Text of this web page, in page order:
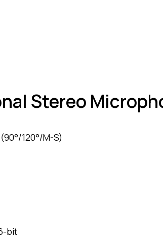
Stereo
120°/M-S)
bit